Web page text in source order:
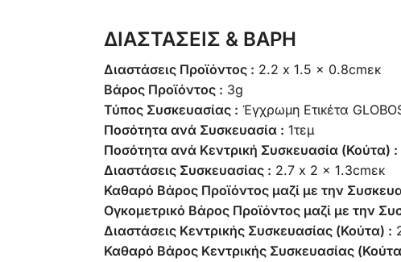
ΔΙΑΣΤΑΣΕΙΣ & ΒΑΡΗ
Διαστάσεις Προϊόντος : 2.2 x 1.5 x 0.8cmεκ
Βάρος Προϊόντος : 3g
Τύπος Συσκευασίας : Έγχρωμη Ετικέτα
Ποσότητα ανά Συσκευασία : 1τεμ
Ποσότητα ανά Κεντρική Συσκευασία (Κούτα) :
Διαστάσεις Συσκευασίας : 2.7 x 2 x 1.3cmεκ
Καθαρό Βάρος Προϊόντος μαζί με την
Ογκομετρικό Βάρος Προϊόντος μαζί με την
Διαστάσεις Κεντρικής Συσκευασίας (Κούτα) :
Καθαρό Βάρος Κεντρικής Συσκευασίας